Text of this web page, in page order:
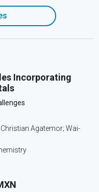
Incorporating
Agatemor; Wai-